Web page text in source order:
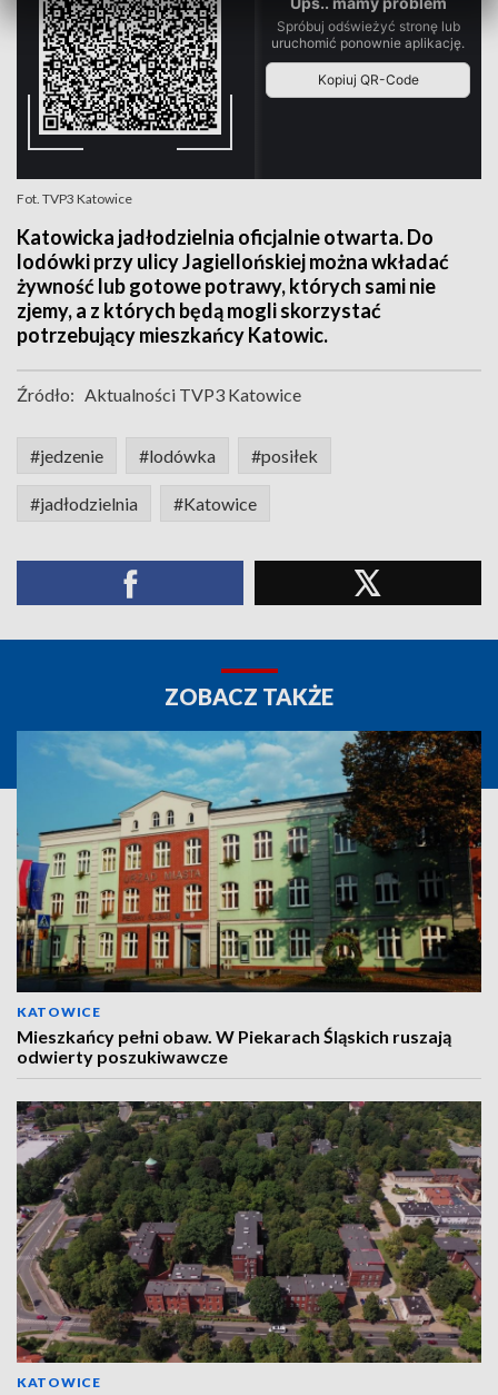
Fot. TVP3 Katowice
Katowicka jadłodzielnia oficjalnie otwarta. Do
lodówki przy ulicy Jagiellońskiej można wkładać
żywność lub gotowe potrawy, których sami nie
zjemy, a z których będą mogli skorzystać
potrzebujący mieszkańcy Katowic.
Źródło: Aktualności TVP3 Katowice
#jedzenie #lodówka #posiłek
#jadłodzielnia #Katowice
ZOBACZ TAKŻE
KATOWICE
Mieszkańcy pełni obaw. W Piekarach Śląskich ruszają
odwierty poszukiwawcze
KATOWICE